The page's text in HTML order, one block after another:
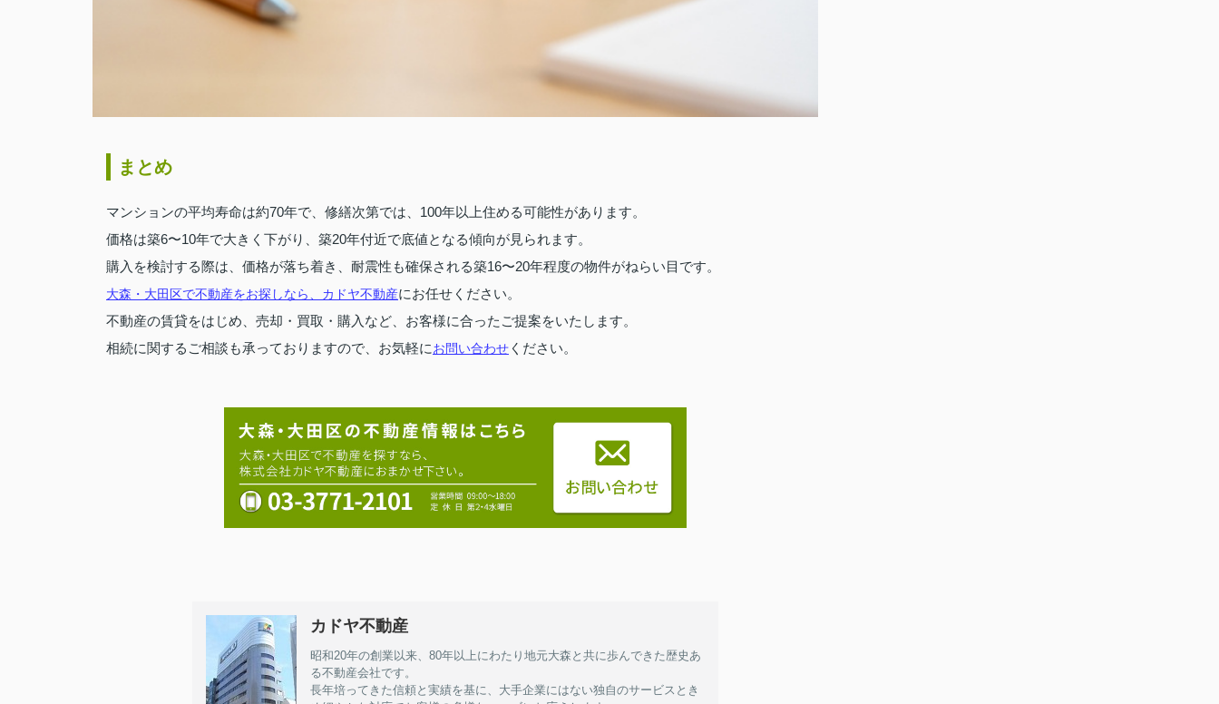
まとめ
マンションの平均寿命は約70年で、修繕次第では、100年以上住める可能性があります。
価格は築6〜10年で大きく下がり、築20年付近で底値となる傾向が見られます。
購入を検討する際は、価格が落ち着き、耐震性も確保される築16〜20年程度の物件がねらい目です。
大森・大田区で不動産をお探しなら、カドヤ不動産にお任せください。
不動産の賃貸をはじめ、売却・買取・購入など、お客様に合ったご提案をいたします。
相続に関するご相談も承っておりますので、お気軽にお問い合わせ ください。
カドヤ不動産
昭和20年の創業以来、80年以上にわたり地元大森と共に歩んできた歴史あ
る不動産会社です。
長年培ってきた信頼と実績を基に、大手企業にはない独自のサービスとき